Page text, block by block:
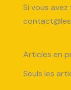
Si vous
Articles en
Seuls les